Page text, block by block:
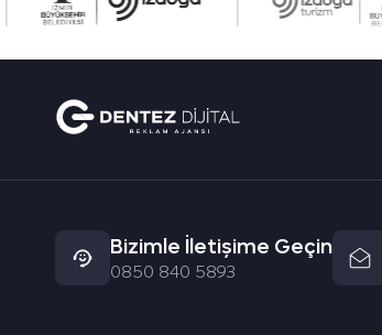
Bizimle İletişime Geçin
0850 840 5893